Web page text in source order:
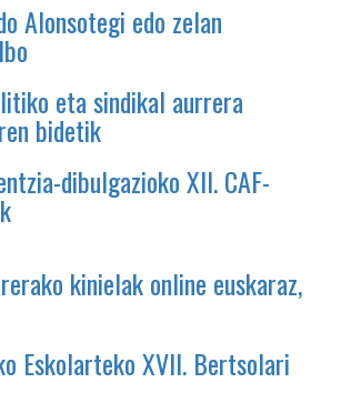
Alonsotegi edo zelan
eta sindikal aurrera
bidetik
dibulgazioko XII. CAF-
kinielak online euskaraz,
Eskolarteko XVII. Bertsolari